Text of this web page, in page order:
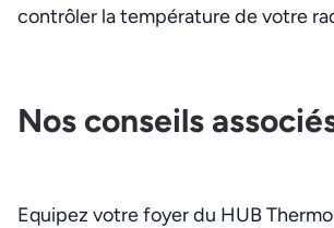
contrôler la température de votre
Nos conseils
Equipez votre foyer du HUB